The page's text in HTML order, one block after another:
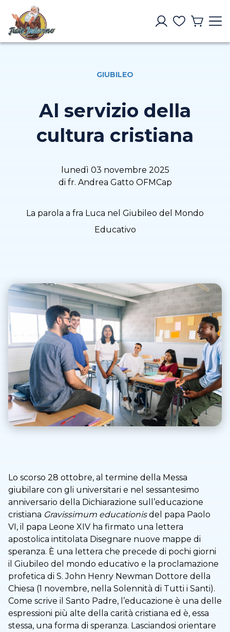
GIUBILEO
Al servizio della
cultura cristiana
lunedì 03 novembre 2025
di fr. Andrea Gatto OFMCap
La parola a fra Luca nel Giubileo del Mondo
Educativo
Lo scorso 28 ottobre, al termine della Messa
giubilare con gli universitari e nel sessantesimo
anniversario della Dichiarazione sull’educazione
cristiana Gravissimum educationisdel papa Paolo
VI, il papa Leone XIV ha firmato una lettera
apostolica intitolata Disegnare nuove mappe di
speranza. È una lettera che precede di pochi giorni
il Giubileo del mondo educativo e la proclamazione
profetica di S. John Henry Newman Dottore della
Chiesa (1 novembre, nella Solennità di Tutti i Santi).
Come scrive il Santo Padre, l’educazione è una delle
espressioni più alte della carità cristiana ed è, essa
stessa, una forma di speranza. Lasciandosi orientare